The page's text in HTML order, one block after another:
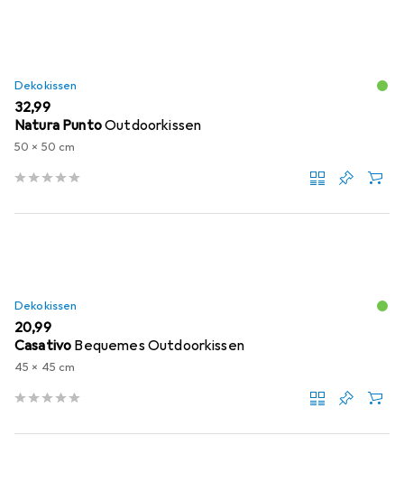
Dekokissen
EUR
32,99
Natura PuntoOutdoorkissen
50 x 50 cm
Dekokissen
EUR
20,99
Casativo Bequemes Outdoorkissen
45 x 45 cm